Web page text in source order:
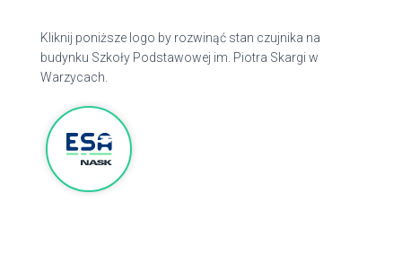
Kliknij poniższe logo by rozwinąć stan czujnika na
budynku Szkoły Podstawowej im. Piotra Skargi w
Warzycach.